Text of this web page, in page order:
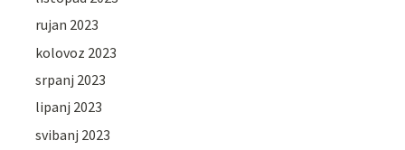
rujan 2023
kolovoz 2023
srpanj 2023
lipanj 2023
svibanj 2023